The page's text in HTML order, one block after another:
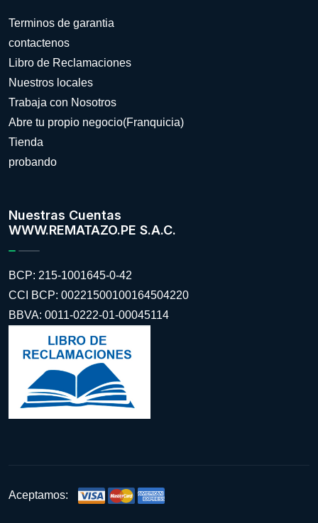
Terminos de garantia
contactenos
Libro de Reclamaciones
Nuestros locales
Trabaja con Nosotros
Abre tu propio negocio(Franquicia)
Tienda
probando
Nuestras Cuentas
WWW.REMATAZO.PE S.A.C.
BCP: 215-1001645-0-42
CCI BCP: 00221500100164504220
BBVA: 0011-0222-01-00045114
Aceptamos: